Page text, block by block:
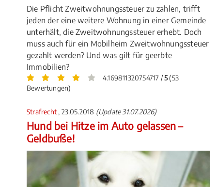
Die Pflicht Zweitwohnungssteuer zu zahlen, trifft
jeden der eine weitere Wohnung in einer Gemeinde
unterhält, die Zweitwohnungssteuer erhebt. Doch
muss auch für ein Mobilheim Zweitwohnungssteuer
gezahlt werden? Und was gilt für geerbte
Immobilien?
4.169811320754717 /5(53
Bewertungen)
Strafrecht , 23.05.2018 (Update 31.07.2026)
Hund bei Hitze im Auto gelassen –
Geldbuße!